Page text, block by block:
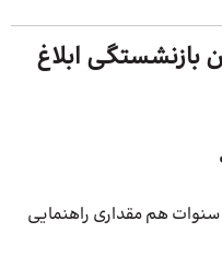
بازنشستگی ابلاغ
هم مقداری راهنمایی